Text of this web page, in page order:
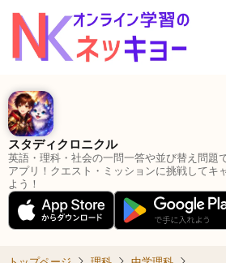
メ
ン
テ
ン
ツ
に
移
スタディクロニクル
英語・理科・社会の一問一答や並び替え問題
アプリ！クエスト・ミッションに挑戦してキ
よう！